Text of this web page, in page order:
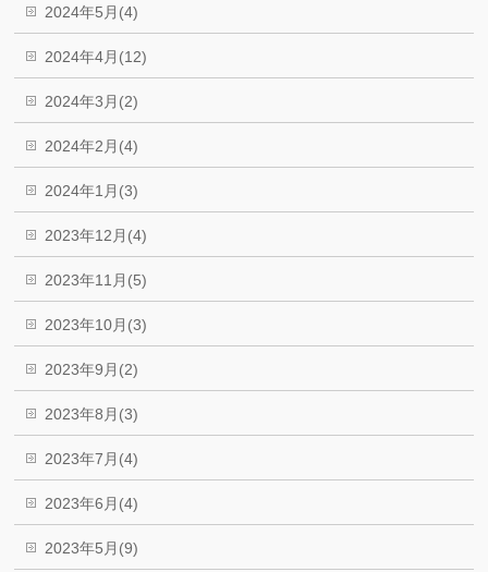
2024年5月(4)
2024年4月(12)
2024年3月(2)
2024年2月(4)
2024年1月(3)
2023年12月(4)
2023年11月(5)
2023年10月(3)
2023年9月(2)
2023年8月(3)
2023年7月(4)
2023年6月(4)
2023年5月(9)